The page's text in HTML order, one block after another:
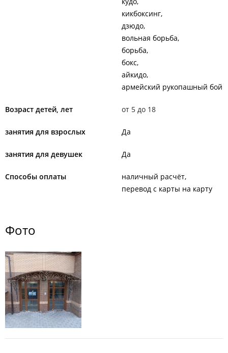
кикбоксинг
дзюдо
вольная борьба
борьба
бокс
айкидо
армейский рукопашный бой
Возраст детей, лет от 5 до 18
занятия для взрослых Да
занятия для девушек Да
Способы оплаты
наличный расчёт
перевод с карты на карту
Фото